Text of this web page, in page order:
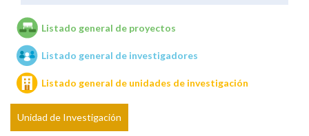
Unidades de investigación
Listado general de proyectos
Listado general de investigadores
Listado general de unidades de investigación
Unidad de Investigación